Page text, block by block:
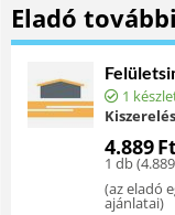
Eladó
1
4.889
1 db (4.889
(az eladó
ajánlatai)